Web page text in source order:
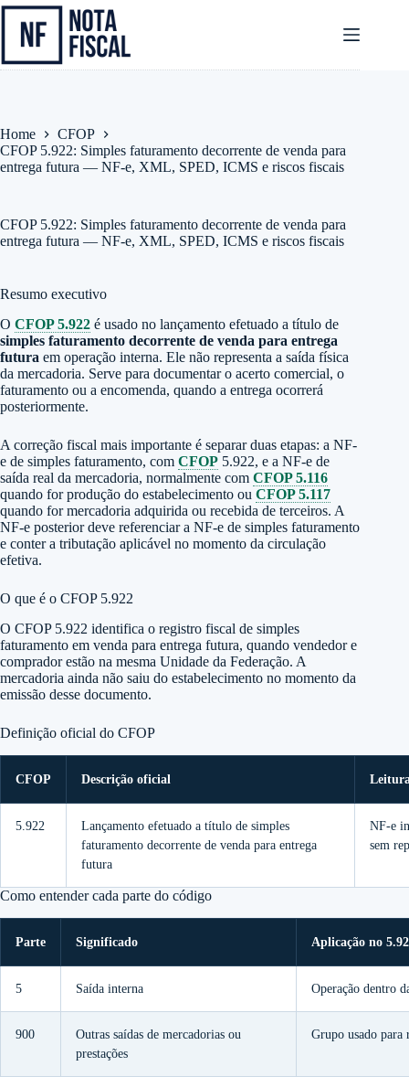
Pular
para
Home
CFOP
CFOP 5.922: Simples faturamento decorrente de venda para
entrega futura — NF-e, XML, SPED, ICMS e riscos fiscais
CFOP 5.922: Simples faturamento decorrente de venda para
entrega futura — NF-e, XML, SPED, ICMS e riscos fiscais
Resumo executivo
O CFOP 5.922 é usado no lançamento efetuado a título de
simples faturamento decorrente de venda para entrega
futura em operação interna. Ele não representa a saída física
da mercadoria. Serve para documentar o acerto comercial, o
faturamento ou a encomenda, quando a entrega ocorrerá
posteriormente.
A correção fiscal mais importante é separar duas etapas: a NF-
e de simples faturamento, com CFOP 5.922, e a NF-e de
saída real da mercadoria, normalmente com CFOP 5.116
quando for produção do estabelecimento ou CFOP 5.117
quando for mercadoria adquirida ou recebida de terceiros. A
NF-e posterior deve referenciar a NF-e de simples faturamento
e conter a tributação aplicável no momento da circulação
efetiva.
O que é o CFOP 5.922
O CFOP 5.922 identifica o registro fiscal de simples
faturamento em venda para entrega futura, quando vendedor e
comprador estão na mesma Unidade da Federação. A
mercadoria ainda não saiu do estabelecimento no momento da
emissão desse documento.
Definição oficial do CFOP
CFOP Descrição oficial
5.922
Lançamento efetuado a título de simples
faturamento decorrente de venda para entrega
futura
NF-e
sem
Como entender cada parte do código
Parte Significado Aplicação no
5 Saída interna Operação dentro
900
Outras saídas de mercadorias ou
prestações
Grupo usado para